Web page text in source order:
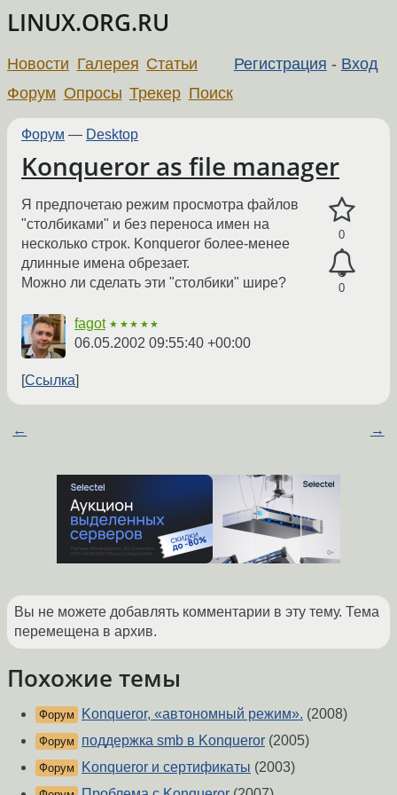
LINUX.ORG.RU
Регистрация - Вход
Новости Галерея Статьи
Форум Опросы Трекер Поиск
Форум — Desktop
Konqueror as file manager
0
0
Я предпочетаю режим просмотра файлов
"столбиками" и без переноса имен на
несколько строк. Konqueror более-менее
длинные имена обрезает.
Можно ли сделать эти "столбики" шире?
fagot ★★★★★
06.05.2002 09:55:40 +00:00
Ссылка
← →
Вы не можете добавлять комментарии в эту тему. Тема
перемещена в архив.
Похожие темы
Форум Konqueror, «автономный режим». (2008)
Форум поддержка smb в Konqueror (2005)
Форум Konqueror и сертификаты (2003)